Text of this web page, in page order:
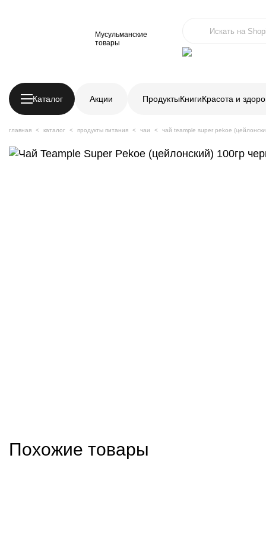
Мусульманские
товары
Каталог Акции ПродуктыКнигиКрасота и
главная каталог продукты питания чаи чай teample super pekoe
Похожие товары